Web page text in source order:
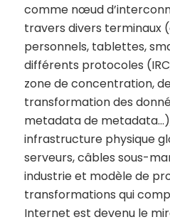
comme nœud
travers divers terminaux
personnels, tablettes,
différents protocoles
zone de concentration,
transformation des
metadata de
infrastructure physique
serveurs, câbles sous-
industrie et modèle de
transformations qui
Internet est devenu le